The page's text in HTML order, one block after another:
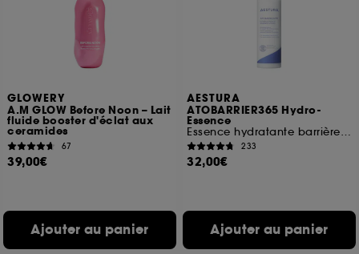
GLOWERY
A.M GLOW Before Noon – Lait
fluide booster d'éclat aux
ceramides
67
39,00€
Ajouter au panier
AESTURA
ATOBARRIER365 Hydro-
Essence
Essence hydratante barrière hydratation
233
32,00€
Ajouter au panier